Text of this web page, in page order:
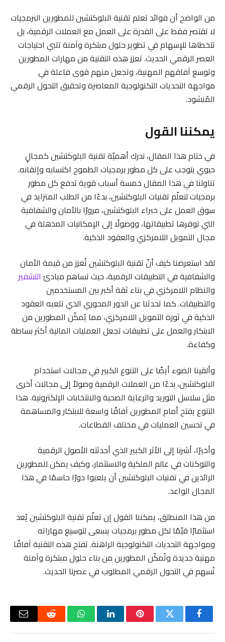
من الواضح أن فوائد تعلم تقنية البلوكتشين للمطورين البرمجيات
لا تقتصر فقط على القدرة على العمل مع العملات الرقمية، بل
تتخطاها للإسهام في تطوير حلول مبتكرة وآمنة تلبي احتياجات
العصر الرقمي الحديث. تعزز هذه التقنية من مهارات المطورين
وتوسع آفاقهم المهنية، وتجعل منهم قوى فاعلة في
مواجهة التحديات التكنولوجية المعاصرة وتحقيق التحول الرقمي
المُنشود.
يمكننا القول
في ختام هذا المقال، ندرك أهميّة تقنية البلوكتشين كمجالٍ
حيوي يتوجب على كل مطور برمجيات الطموح اكتسابه وإتقانه.
تناولنا في هذا المقال خمسة أسباب قوية تدفع كل مطور
برمجيات لتعلّم تقنيات البلوكتشين، بدءًا من الطلب المتزايد في
سوق العمل على خبراء البلوكتشين، مرورًا بالأمان والشفافية
التي توفرها تطبيقاتها، ووصولًا إلى الإمكانيات المذهلة في
مجال التمويل اللامركزي والعقود الذكية.
لقد استعرضنا كيف أنّ تقنية البلوكتشين تُعزز من قيمة الأمان
والشفافية في التطبيقات الرقمية، حيث تساهم مبادئ التشفير
والنظام اللامركزي في بناء ثقة أكبر بين المستخدمين
والتطبيقات. كما تحدثنا عن الدور المحوري الذي تلعبه العقود
الذكية في ثورة التمويل اللامركزي، مما يُمكّن المطورين من
الابتكار والعمل على تطبيقات تجعل العمليات المالية أكثر بساطة
وكفاءة.
وألقينا الضوء أيضًا على التنوع الكبير في مجالات استخدام
البلوكتشين، بدءًا من العملات الرقمية وصولاً إلى مجالات أخرى
مثل سلاسل التوريد والرعاية الصحية والانتخابات الإلكترونية. هذا
التنوع يفتح أمام المطورين آفاقًا واسعة للابتكار والمساهمة
في تحسين العمليات في مختلف القطاعات.
وأخيرًا، أشرنا إلى الأثر الكبير الذي أحدثته الأصول الرقمية
والتوكنات في عالم الملكية والاستثمار، وكيف يمكن للمطورين
الرائدين في تقنيات البلوكتشين أن يلعبوا دورًا حاسمًا في هذا
المجال الواعد.
من هذا المنطلق، يمكننا القول إن تعلّم تقنية البلوكتشين يُعد
استثمارًا قيّمًا لكل مطور برمجيات يسعى لتوسيع مهاراته
ومواجهة التحديات التكنولوجية الراهنة. تفتح هذه التقنية آفاقًا
مهنية جديدة وتُمكّن المطورين من بناء حلول مبتكرة وآمنة
تُسهم في التحول الرقمي المطلوب في عصرنا الحديث.
فيسبوكتويتر بينتيريستلينكدإن واتسابرديت
البريد